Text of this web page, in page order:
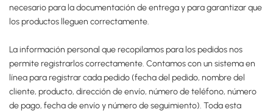
necesario para la documentación de entrega y para garantizar que
los productos lleguen correctamente.
La información personal que recopilamos para los pedidos nos
permite registrarlos correctamente. Contamos con un sistema en
línea para registrar cada pedido (fecha del pedido, nombre del
cliente, producto, dirección de envío, número de teléfono, número
de pago, fecha de envío y número de seguimiento). Toda esta